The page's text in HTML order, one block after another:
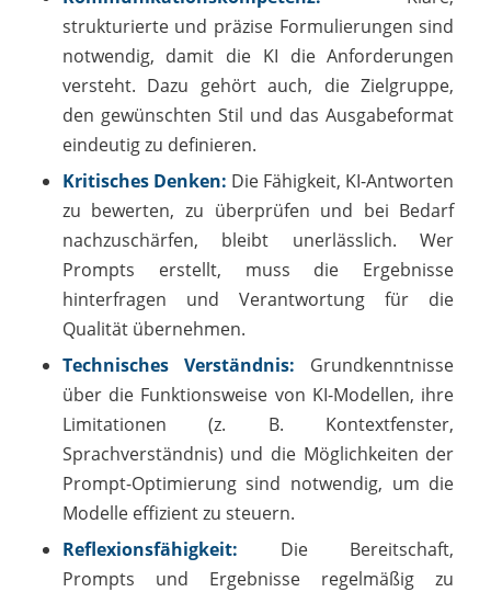
strukturierte und präzise Formulierungen sind
notwendig, damit die KI die Anforderungen
versteht. Dazu gehört auch, die Zielgruppe,
den gewünschten Stil und das Ausgabeformat
eindeutig zu definieren.
Kritisches Denken: Die Fähigkeit, KI-Antworten
zu bewerten, zu überprüfen und bei Bedarf
nachzuschärfen, bleibt unerlässlich. Wer
Prompts erstellt, muss die Ergebnisse
hinterfragen und Verantwortung für die
Qualität übernehmen.
Technisches Verständnis: Grundkenntnisse
über die Funktionsweise von KI-Modellen, ihre
Limitationen (z. B. Kontextfenster,
Sprachverständnis) und die Möglichkeiten der
Prompt-Optimierung sind notwendig, um die
Modelle effizient zu steuern.
Reflexionsfähigkeit: Die Bereitschaft,
Prompts und Ergebnisse regelmäßig zu